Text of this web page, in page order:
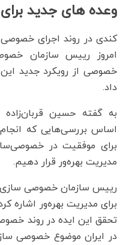
وعده های جدید
کندی در روند اجرای
امروز رییس سازمان
خصوصی از رویکرد جدید
داد.
به گفته حسین
اساس بررسی‌هایی که
برای موفقیت در
مدیریت بهره‌ور قرار دهیم.
رییس سازمان خصوصی سازی
برای مدیریت بهره‌ور اشاره
تحقق این ایده در روند
در ایران موضوع خصوصی